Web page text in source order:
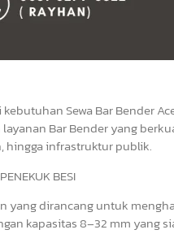
Sewa Bar Bender
Bar Bender yang
hingga infrastruktur publik.
BESI
dirancang untuk
kapasitas 8–32 mm yang